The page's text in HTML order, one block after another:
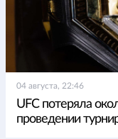
04 августа, 22:46
UFC потеряла
проведении